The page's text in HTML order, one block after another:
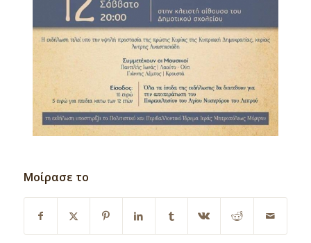
Μοίρασε το